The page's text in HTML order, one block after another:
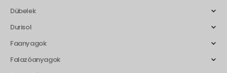
Dübelek
Durisol
Faanyagok
Falazóanyagok